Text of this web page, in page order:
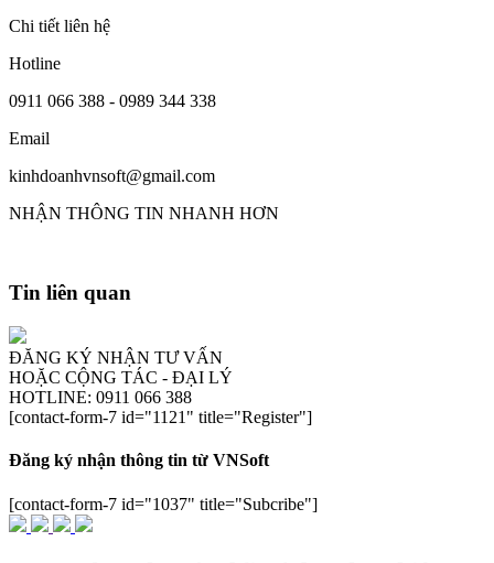
Chi tiết liên hệ
Hotline
0911 066 388 - 0989 344 338
Email
kinhdoanhvnsoft@gmail.com
NHẬN THÔNG TIN NHANH HƠN
Tin liên quan
ĐĂNG KÝ NHẬN TƯ VẤN
HOẶC CỘNG TÁC - ĐẠI LÝ
HOTLINE: 0911 066 388
[contact-form-7 id="1121" title="Register"]
Đăng ký nhận thông tin từ VNSoft
[contact-form-7 id="1037" title="Subcribe"]